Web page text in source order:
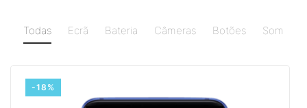
Todas Ecrã Bateria Câmeras Botões Som
-18%